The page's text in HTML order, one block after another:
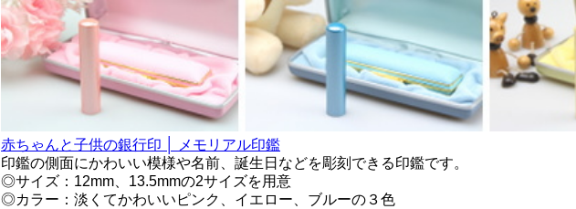
赤ちゃんと子供の銀行印 │ メモリアル印鑑
印鑑の側面にかわいい模様や名前、誕生日などを彫刻できる印鑑です。
◎サイズ：12mm、13.5mmの2サイズを用意
◎カラー：淡くてかわいいピンク、イエロー、ブルーの３色